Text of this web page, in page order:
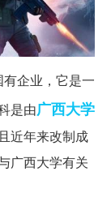
企业，它是一
是由广西大学
近年来改制成
广西大学有关